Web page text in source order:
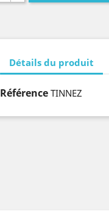
Détails du produit
Référence TINNEZ